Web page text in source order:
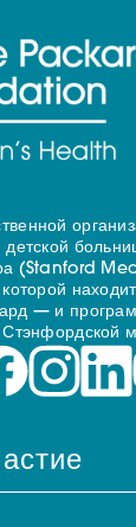
(Stanford
— и